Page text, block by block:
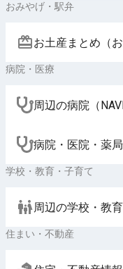
おみやげ・駅弁
お土産まとめ（お
病院・医療
周辺の病院（
病院・医院・薬
学校・教育・子育て
周辺の学校・教
住まい・不動産